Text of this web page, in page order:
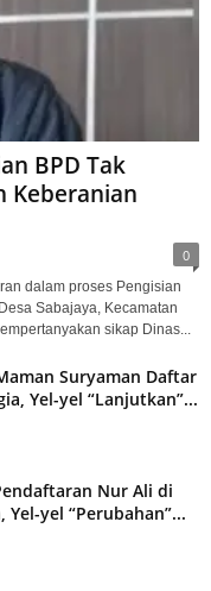
BPD Tak
Keberanian
0
dalam proses Pengisian
Sabajaya, Kecamatan
sikap Dinas...
Suryaman Daftar
Yel-yel “Lanjutkan”...
Nur Ali di
Yel-yel “Perubahan”...